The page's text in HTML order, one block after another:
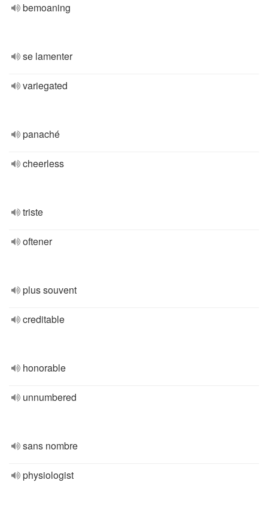
bemoaning
se lamenter
variegated
panaché
cheerless
triste
oftener
plus souvent
creditable
honorable
unnumbered
sans nombre
physiologist